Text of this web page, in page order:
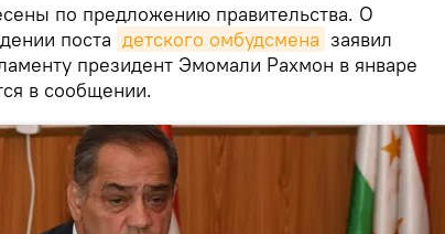
по предложению правительства. О
поста детского омбудсмена заявил
президент Эмомали Рахмон в январе
в сообщении.